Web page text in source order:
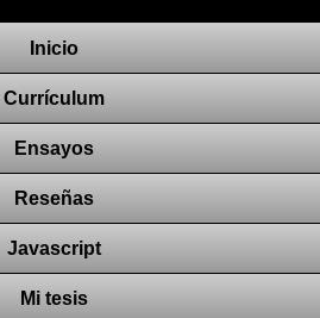
Inicio
Currículum
Ensayos
Reseñas
Javascript
Mi tesis